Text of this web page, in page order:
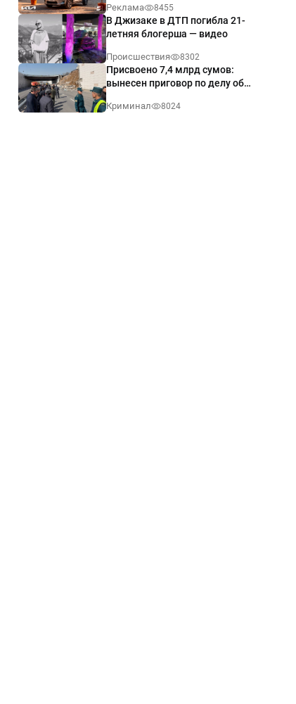
годовых
Реклама 8455
В Джизаке в ДТП погибла 21-
летняя блогерша — видео
Происшествия 8302
Присвоено 7,4 млрд сумов:
вынесен приговор по делу об
Ташкенте
Криминал 8024